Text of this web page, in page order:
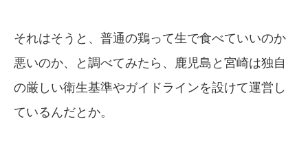
それはそうと、普通の鶏って生で食べていいのか
悪いのか、と調べてみたら、鹿児島と宮崎は独自
の厳しい衛生基準やガイドラインを設けて運営し
ているんだとか。